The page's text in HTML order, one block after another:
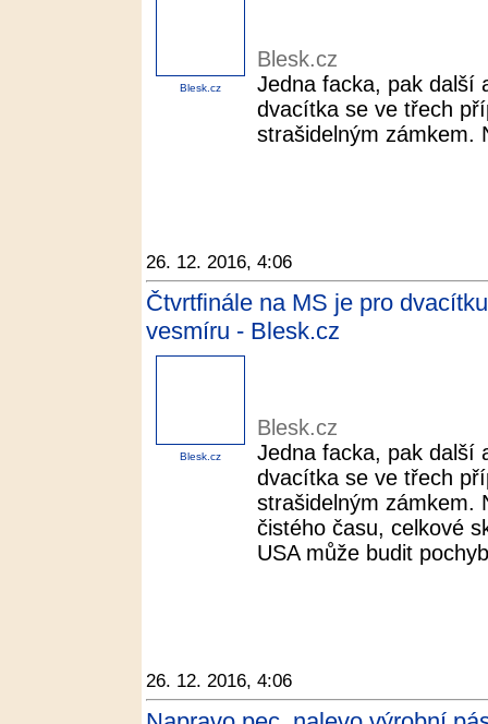
Blesk.cz
Blesk.cz
Jedna facka, pak další
dvacítka se ve třech
strašidelným zámkem.
26. 12. 2016, 4:06
Čtvrtfinále na MS je pro
vesmíru - Blesk.cz
Blesk.cz
Blesk.cz
Jedna facka, pak další
dvacítka se ve třech
strašidelným zámkem.
čistého času, celkové
USA může budit
26. 12. 2016, 4:06